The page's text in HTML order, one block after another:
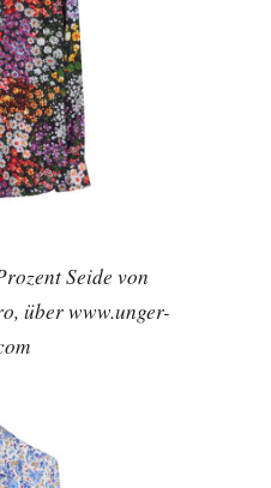
Seide von
über www.unger-